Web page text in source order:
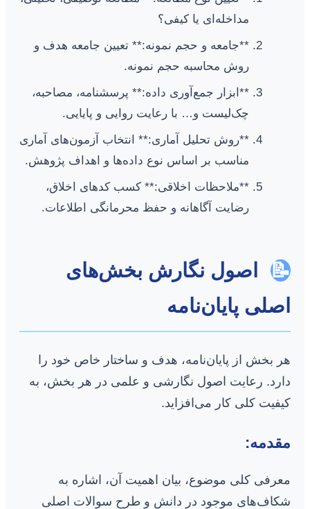
مداخله‌ای یا کیفی؟
**جامعه و حجم نمونه:** تعیین جامعه هدف و
روش محاسبه حجم نمونه.
**ابزار جمع‌آوری داده:** پرسشنامه، مصاحبه،
چک‌لیست و… با رعایت روایی و پایایی.
**روش تحلیل آماری:** انتخاب آزمون‌های آماری
مناسب بر اساس نوع داده‌ها و اهداف پژوهش.
**ملاحظات اخلاقی:** کسب کدهای اخلاق،
رضایت آگاهانه و حفظ محرمانگی اطلاعات.
📝
اصول نگارش بخش‌های
اصلی پایان‌نامه
هر بخش از پایان‌نامه، هدف و ساختار خاص خود را
دارد. رعایت اصول نگارشی و علمی در هر بخش، به
کیفیت کلی کار می‌افزاید.
مقدمه:
معرفی کلی موضوع، بیان اهمیت آن، اشاره به
شکاف‌های موجود در دانش و طرح سوالات اصلی